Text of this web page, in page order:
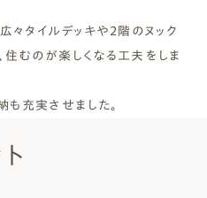
々タイルデッキや２階のヌック
住むのが楽しくなる工夫をしま
充実させました。